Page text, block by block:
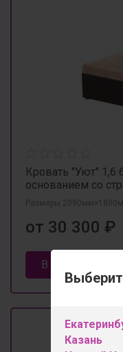
Казань
Кровать "Уют" 1,6
основанием со
Размеры
от 30 300 ₽
В корзину